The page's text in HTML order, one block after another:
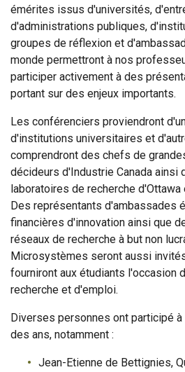
émérites issus d'universités,
d'administrations publiques,
groupes de réflexion et
monde permettront à nos
participer activement à des
portant sur des enjeux importants.
Les conférenciers proviendront
d'institutions universitaires et
comprendront des chefs de
décideurs d'Industrie Canada ainsi
laboratoires de recherche d'Ottawa
Des représentants d'ambassades
financières d'innovation ainsi que
réseaux de recherche à but non
Microsystèmes seront aussi
fourniront aux étudiants l'occasion
recherche et d'emploi.
Diverses personnes ont participé
des ans, notamment :
Jean-Etienne de Bettignies,